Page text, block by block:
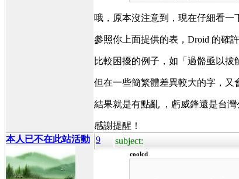
哦，原本沒注意到，現在仔細看一
參照你上面提供的表，Droid 的確
比較困擾的例子，如「過骼亟以拔
但在一些簡繁體差異較大的字，又
結果就是有點亂 ，虧威鋒還是台灣
感謝提醒！
本人已不在此站活動 9 subject:
coolcd